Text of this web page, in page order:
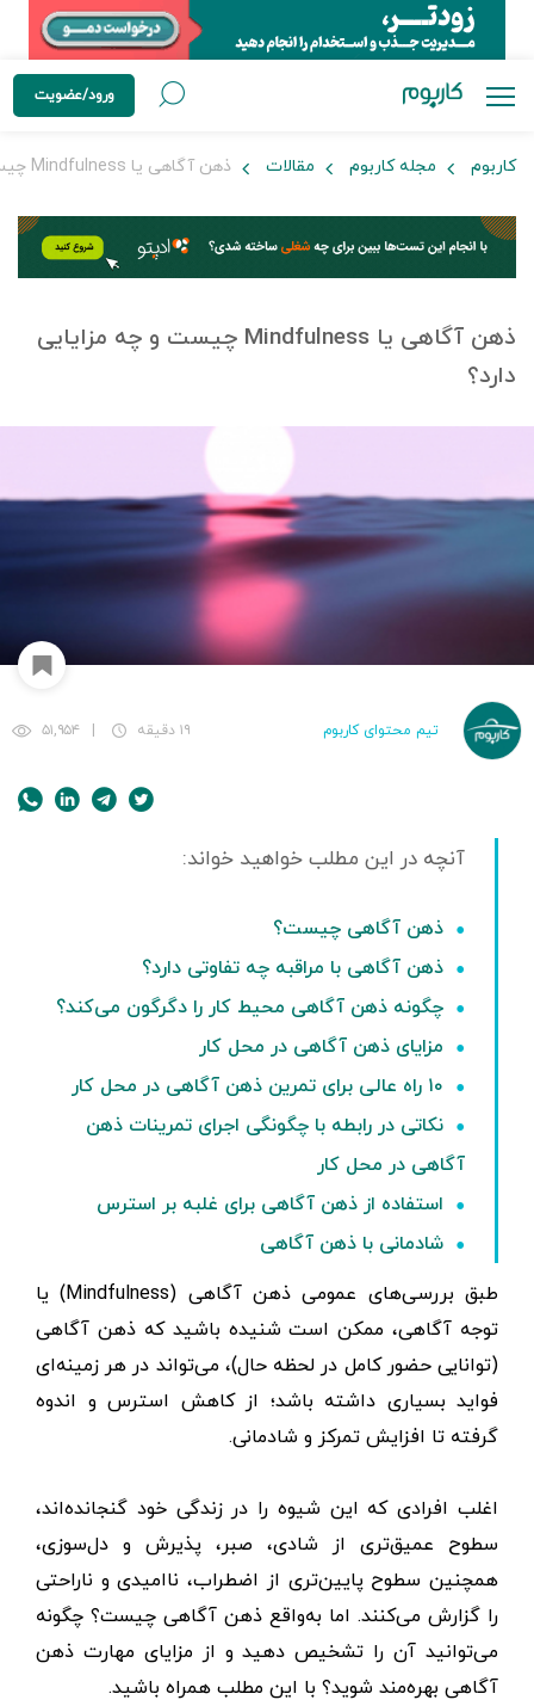
ورود/عضویت
کاربوم مجله کاربوم مقالات ذهن آگاهی یا Mindfulness چیست و چه مزایایی دارد؟
ذهن آگاهی یا Mindfulness چیست و چه مزایایی
دارد؟
تیم محتوای کاربوم ۱۹ دقیقه ۵۱,۹۵۴
ذهن آگاهی چیست؟
ذهن آگاهی با مراقبه چه تفاوتی دارد؟
چگونه ذهن آگاهی محیط کار را دگرگون می‌کند؟
مزایای ذهن آگاهی در محل کار
۱۰ راه عالی برای تمرین ذهن آگاهی در محل کار
نکاتی در رابطه با چگونگی اجرای تمرینات ذهن
‌آگاهی در محل کار
استفاده از ذهن آگاهی برای غلبه بر استرس
شادمانی با ذهن آگاهی
طبق بررسی‌های عمومی ذهن آگاهی (Mindfulness) یا
توجه آگاهی، ممکن است شنیده باشید که ذهن آگاهی
(توانایی حضور کامل در لحظه حال)، می‌تواند در هر زمینه‌ای
فواید بسیاری داشته باشد؛ از کاهش استرس و اندوه
گرفته تا افزایش تمرکز و شادمانی.
اغلب افرادی که این شیوه را در زندگی خود گنجانده‌اند،
سطوح عمیق‌تری از شادی، صبر، پذیرش و دل‌سوزی،
همچنین سطوح پایین‌تری از اضطراب، ناامیدی و ناراحتی
را گزارش می‌کنند. اما به‌واقع ذهن آگاهی چیست؟ چگونه
می‌توانید آن را تشخیص دهید و از مزایای مهارت ذهن
آگاهی بهره‌مند شوید؟ با این مطلب همراه باشید.